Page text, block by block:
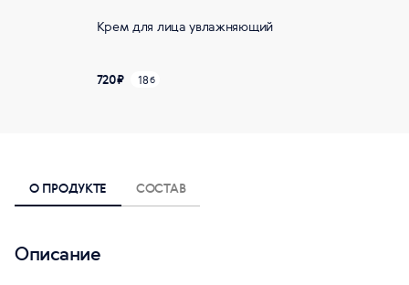
Крем для лица увлажняющий
720₽ 18б
О ПРОДУКТЕ СОСТАВ
Описание